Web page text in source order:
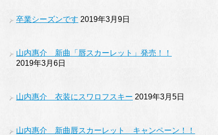
卒業シーズンです 2019年3月9日
山内惠介 新曲「唇スカーレット」発売！！
2019年3月6日
山内惠介 衣装にスワロフスキー 2019年3月5日
山内惠介 新曲唇スカーレット キャンペーン！！